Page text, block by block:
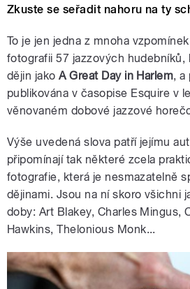
Zkuste se seřadit nahoru na ty
To je jen jedna z mnoha
fotografii 57 jazzových hudebníků,
dějin jakoA Great Day in Harlem, a
publikována v časopise Esquire v
věnovaném dobové jazzové
Výše uvedená slova patří jejímu
připomínají tak některé zcela
fotografie, která je nesmazatelně
dějinami. Jsou na ní skoro všichni
doby: Art Blakey, Charles Mingus,
Hawkins, Thelonious Monk...